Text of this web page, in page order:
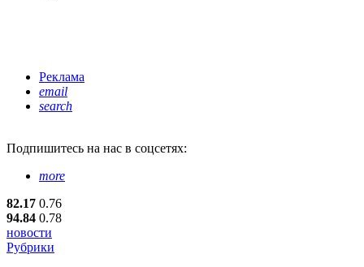
Реклама
email
search
Подпишитесь на нас в соцсетях:
more
82.17 0.76
94.84 0.78
новости
Рубрики